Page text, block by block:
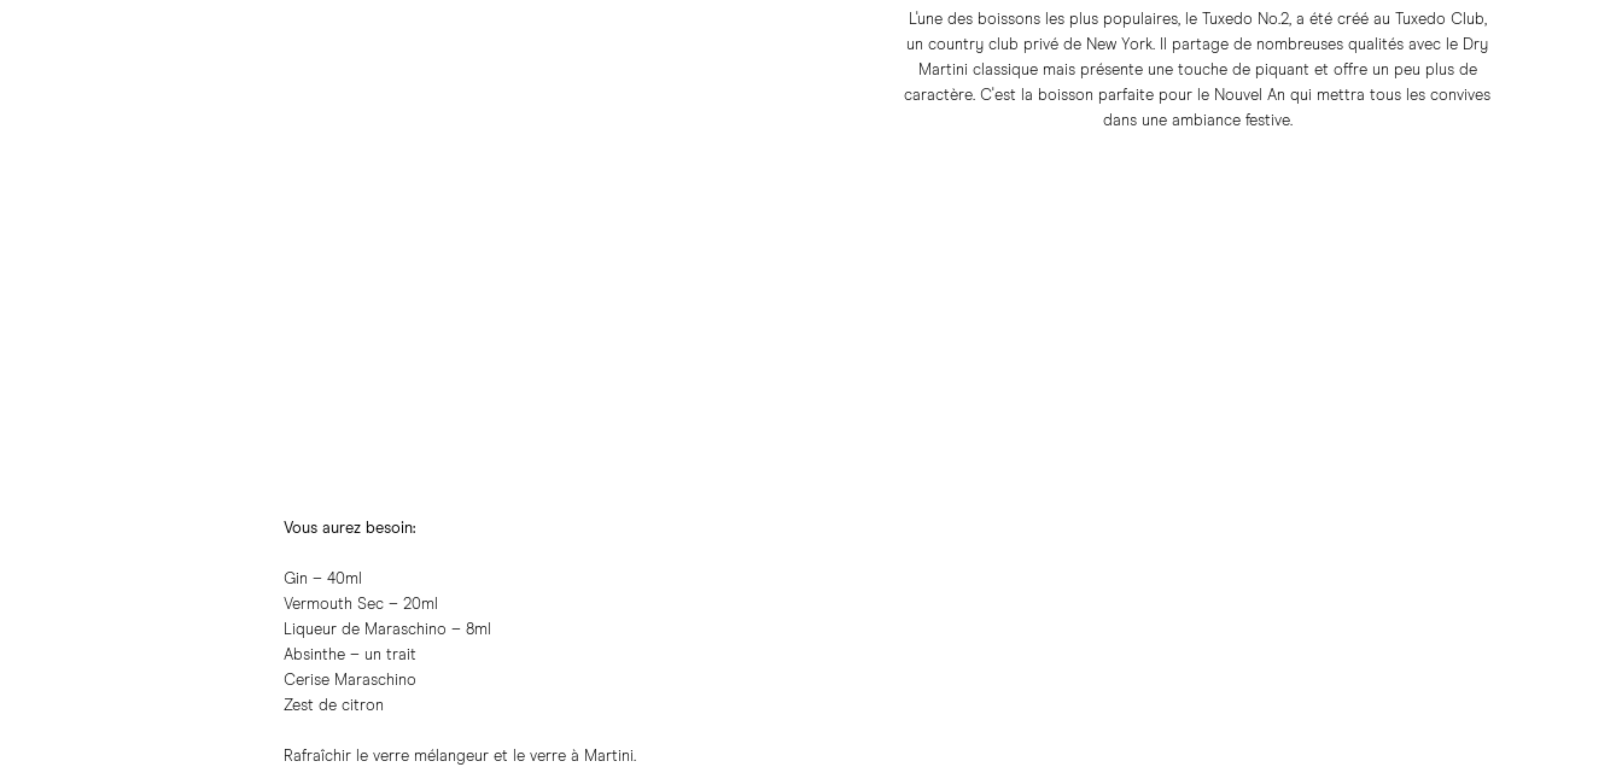
L'une des boissons les plus populaires, le Tuxedo No.2, a été créé au Tuxedo Club,
un country club privé de New York. Il partage de nombreuses qualités avec le Dry
Martini classique mais présente une touche de piquant et offre un peu plus de
caractère. C'est la boisson parfaite pour le Nouvel An qui mettra tous les convives
dans une ambiance festive.
Vous aurez besoin:
Gin – 40ml
Vermouth Sec – 20ml
Liqueur de Maraschino – 8ml
Absinthe – un trait
Cerise Maraschino
Zest de citron
Rafraîchir le verre mélangeur et le verre à Martini.